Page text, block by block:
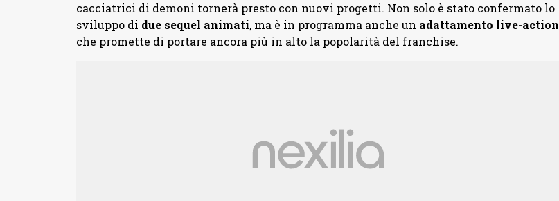
cacciatrici di demoni tornerà presto con nuovi progetti. Non solo è stato confermato lo
sviluppo di due sequel animati, ma è in programma anche un adattamento live-action
che promette di portare ancora più in alto la popolarità del franchise.